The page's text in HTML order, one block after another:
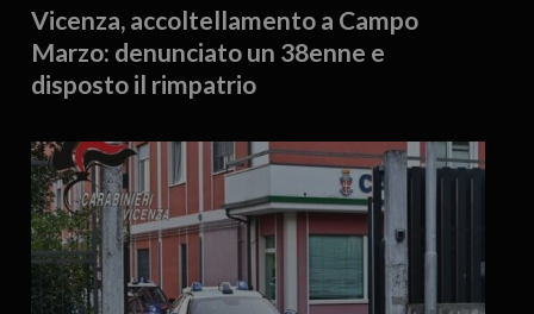
Vicenza, accoltellamento a Campo
Marzo: denunciato un 38enne e
disposto il rimpatrio